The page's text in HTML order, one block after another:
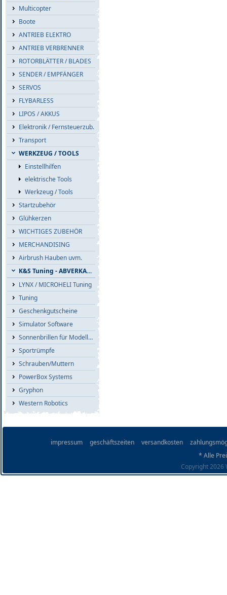
Multicopter
Boote
ANTRIEB ELEKTRO
ANTRIEB VERBRENNER
ROTORBLÄTTER / BLADES
SENDER / EMPFÄNGER
SERVOS
FLYBARLESS
LIPOS / AKKUS
Elektronik / Fernsteuerzub.
Transport
WERKZEUG / TOOLS
Einstellhilfen
elektrische Tools
Werkzeug / Tools
Startzubehör
Glühkerzen
WICHTIGES ZUBEHÖR
MERCHANDISING
Airbrush Hauben uvm.
K&S Tuning - ABVERKAUF
LYNX / MICROHELI Tuning
Tuning
Geschenkgutscheine
Simulator Software
Sonnenbrillen für Modellflieger
Sportrümpfe
Schrauben/Muttern
PowerBox Systems
Gryphon
Western Robotics
impressum geschäftszeiten versandkosten
* Alle
Copyright 2026